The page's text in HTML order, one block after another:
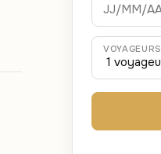
VOYAGEURS